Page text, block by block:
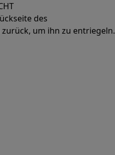
des
um ihn zu entriegeln.